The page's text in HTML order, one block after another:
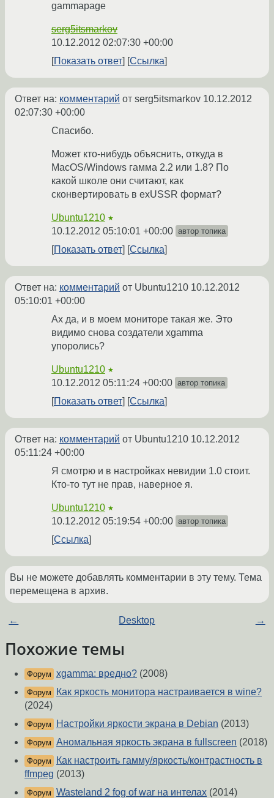
gammapage
serg5itsmarkov
10.12.2012 02:07:30 +00:00
Показать ответ
Ссылка
Ответ на: комментарий от serg5itsmarkov 10.12.2012
02:07:30 +00:00
Спасибо.
Может кто-нибудь объяснить, откуда в
MacOS/Windows гамма 2.2 или 1.8? По
какой школе они считают, как
сконвертировать в exUSSR формат?
Ubuntu1210 ★
10.12.2012 05:10:01 +00:00 автор топика
Показать ответ Ссылка
Ответ на: комментарий от Ubuntu1210 10.12.2012
05:10:01 +00:00
Ах да, и в моем мониторе такая же. Это
видимо снова создатели xgamma
упоролись?
Ubuntu1210 ★
10.12.2012 05:11:24 +00:00 автор топика
Показать ответ Ссылка
Ответ на: комментарий от Ubuntu1210 10.12.2012
05:11:24 +00:00
Я смотрю и в настройках невидии 1.0 стоит.
Кто-то тут не прав, наверное я.
Ubuntu1210 ★
10.12.2012 05:19:54 +00:00 автор топика
Ссылка
Вы не можете добавлять комментарии в эту тему. Тема
перемещена в архив.
← Desktop →
Похожие темы
Форум xgamma: вредно? (2008)
Форум
Как яркость монитора настраивается в wine?
(2024)
Форум Настройки яркости экрана в Debian (2013)
Форум Аномальная яркость экрана в fullscreen (2018)
Форум
Как настроить гамму/яркость/контрастность в
ffmpeg (2013)
Форум Wasteland 2 fog of war на интелах (2014)